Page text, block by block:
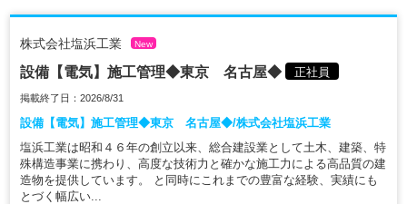
株式会社塩浜工業 New
設備【電気】施工管理◆東京 名古屋◆ 正社員
掲載終了日：2026/8/31
設備【電気】施工管理◆東京 名古屋◆/株式会社塩浜工業
塩浜工業は昭和４６年の創立以来、総合建設業として土木、建築、特
殊構造事業に携わり、高度な技術力と確かな施工力による高品質の建
造物を提供しています。 と同時にこれまでの豊富な経験、実績にも
とづく幅広い...